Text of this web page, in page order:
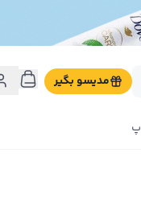
مدیسو بگیر